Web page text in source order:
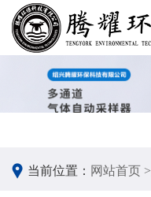
当前位置： 网站首页 >